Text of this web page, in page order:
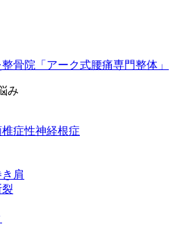
骨院「アーク式腰痛専門整体」
み
症性神経根症
肩
裂